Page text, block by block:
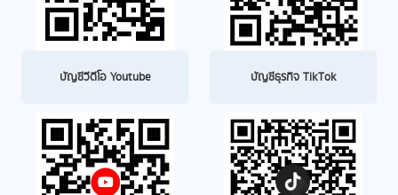
บัญชีวีดีโอ Youtube บัญชีธุรกิจ TikTok